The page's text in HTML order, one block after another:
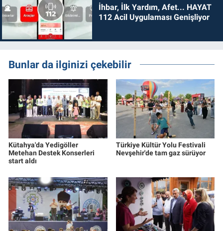
İhbar, İlk Yardım, Afet... HAYAT
112 Acil Uygulaması Genişliyor
Bunlar da ilginizi çekebilir
Kütahya'da Yedigöller
Metehan Destek Konserleri
start aldı
Türkiye Kültür Yolu Festivali
Nevşehir'de tam gaz sürüyor